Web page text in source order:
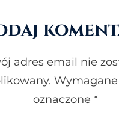
adres email nie
Wymagane
oznaczone *